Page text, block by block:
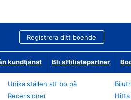
Registrera ditt boende
kundtjänst Bli affiliatepartner
Unika ställen att bo på
Recensioner
Hitta